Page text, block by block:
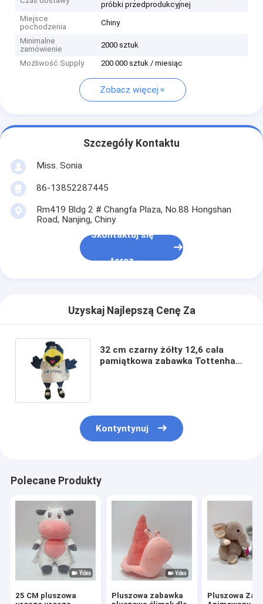
próbki przedprodukcyjnej
Miejsce
pochodzenia
Chiny
Minimalne
zamówienie
2000 sztuk
Możliwość Supply 200 000 sztuk / miesiąc
Zobacz więcej
Szczegóły Kontaktu
Miss. Sonia
86-13852287445
Rm419 Bldg 2 # Changfa Plaza, No.88 Hongshan
Road, Nanjing, Chiny
Skontaktuj się
teraz
Uzyskaj Najlepszą Cenę Za
32 cm czarny żółty 12,6 cala
pamiątkowa zabawka Tottenham
Kontyntynuj
Polecane Produkty
25 CM pluszowa
Pluszowa zabawka
Pluszowa